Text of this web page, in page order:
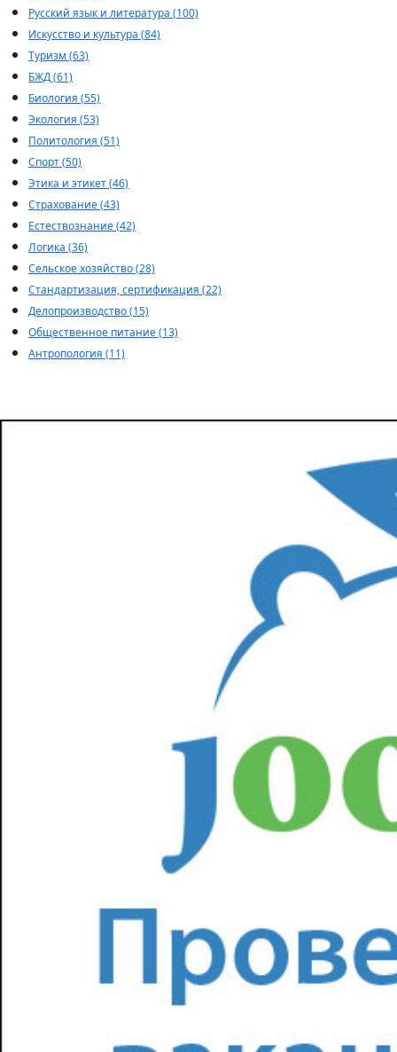
Русский язык и литература (100)
Искусство и культура (84)
Туризм (63)
БЖД (61)
Биология (55)
Экология (53)
Политология (51)
Спорт (50)
Этика и этикет (46)
Страхование (43)
Естествознание (42)
Логика (36)
Сельское хозяйство (28)
Стандартизация, сертификация (22)
Делопроизводство (15)
Общественное питание (13)
Антропология (11)